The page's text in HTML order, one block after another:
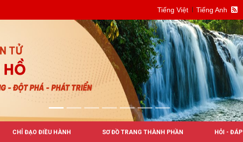
Tiếng Việt Tiếng Anh
CHỈ ĐẠO ĐIỀU HÀNH SƠ ĐỒ TRANG THÀNH PHẦN HỎI - ĐÁP